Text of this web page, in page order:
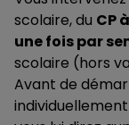
scolaire, du CP
une fois par
scolaire (hors
Avant de